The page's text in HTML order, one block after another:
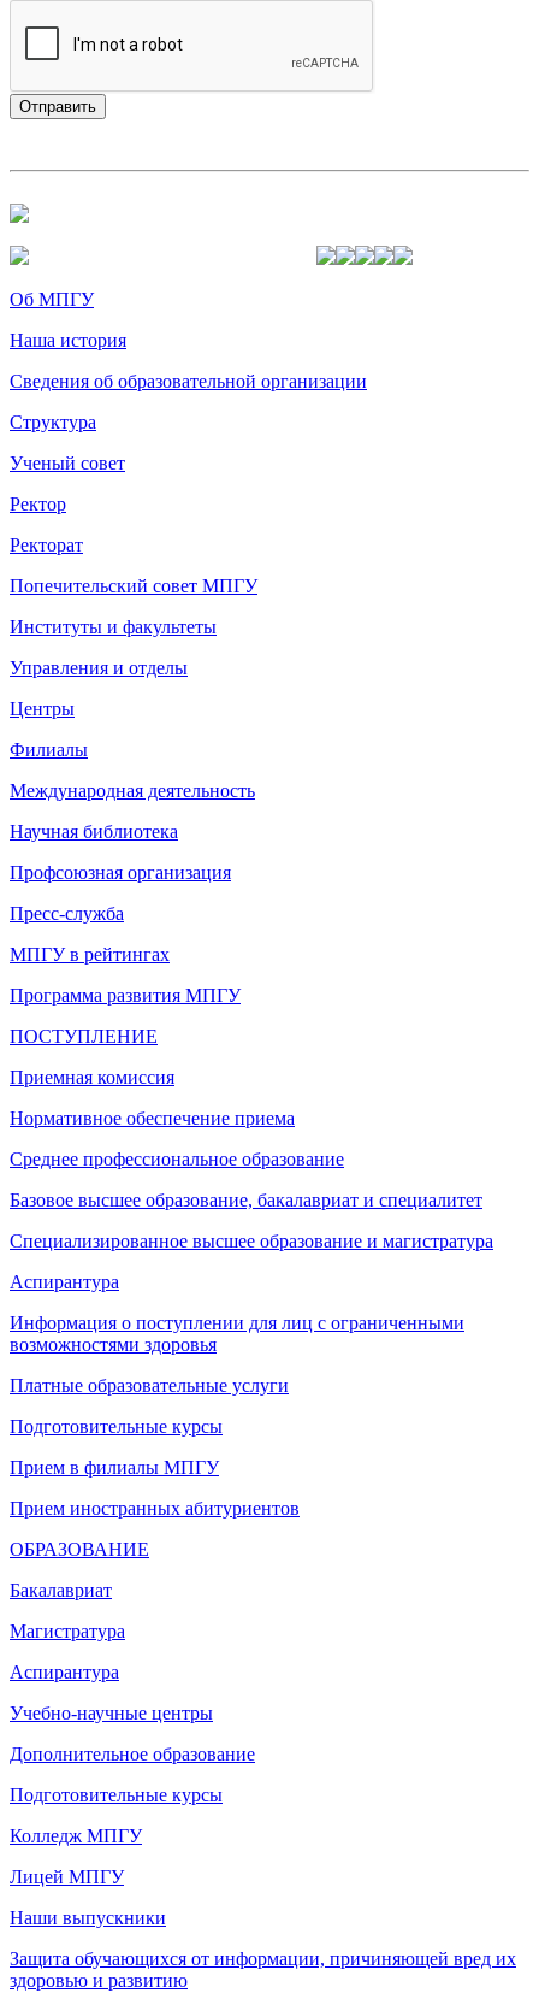
Об МПГУ
Наша история
Сведения об образовательной организации
Структура
Ученый совет
Ректор
Ректорат
Попечительский совет МПГУ
Институты и факультеты
Управления и отделы
Центры
Филиалы
Международная деятельность
Научная библиотека
Профсоюзная организация
Пресс-служба
МПГУ в рейтингах
Программа развития МПГУ
ПОСТУПЛЕНИЕ
Приемная комиссия
Нормативное обеспечение приема
Среднее профессиональное образование
Базовое высшее образование, бакалавриат и специалитет
Специализированное высшее образование и магистратура
Аспирантура
Информация о поступлении для лиц с ограниченными
возможностями здоровья
Платные образовательные услуги
Подготовительные курсы
Прием в филиалы МПГУ
Прием иностранных абитуриентов
ОБРАЗОВАНИЕ
Бакалавриат
Магистратура
Аспирантура
Учебно-научные центры
Дополнительное образование
Подготовительные курсы
Колледж МПГУ
Лицей МПГУ
Наши выпускники
Защита обучающихся от информации, причиняющей вред их
здоровью и развитию